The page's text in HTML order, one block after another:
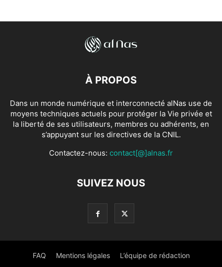
À PROPOS
Dans un monde numérique et interconnecté alNas use de
moyens techniques actuels pour protéger la Vie privée et
la liberté de ses utilisateurs, membres ou adhérents, en
s’appuyant sur les directives de la CNIL.
Contactez-nous: contact[@]alnas.fr
SUIVEZ NOUS
FAQ Mentions légales L’équipe de rédaction